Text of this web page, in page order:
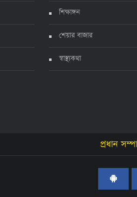
শিক্ষাঙ্গন
শেয়ার বাজার
স্বাস্থ্যকথা
প্রধান